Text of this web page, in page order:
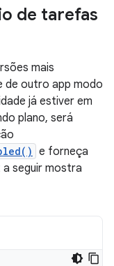
de tarefas
mais
de outro app modo
já estiver em
plano, será
e forneça
seguir mostra